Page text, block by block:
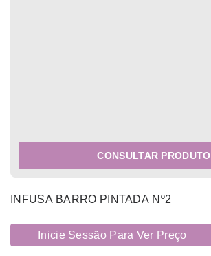
CONSULTAR PRODUTO
INFUSA BARRO PINTADA Nº2
Inicie Sessão Para Ver Preço